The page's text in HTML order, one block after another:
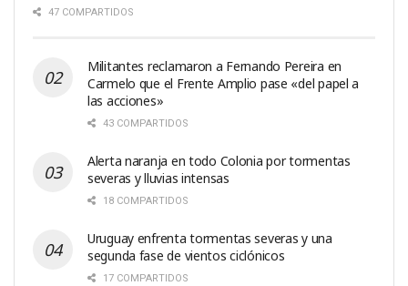
47 COMPARTIDOS
Militantes reclamaron a Fernando Pereira en
Carmelo que el Frente Amplio pase «del papel a
las acciones»
43 COMPARTIDOS
Alerta naranja en todo Colonia por tormentas
severas y lluvias intensas
18 COMPARTIDOS
Uruguay enfrenta tormentas severas y una
segunda fase de vientos ciclónicos
17 COMPARTIDOS